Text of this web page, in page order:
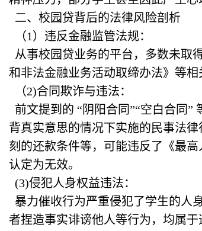
二、校园贷背后的法律风险剖析
（1）违反金融监管法规：
从事校园贷业务的平台，多数未取
和非法金融业务活动取缔办法》等
（2)合同欺诈与违法：
前文提到的 “阴阳合同”“空白合同
背真实意思的情况下实施的民事法
刻的还款条件等，可能违反了《最
认定为无效。
(3)侵犯人身权益违法：
暴力催收行为严重侵犯了学生的人
者捏造事实诽谤他人等行为，均属